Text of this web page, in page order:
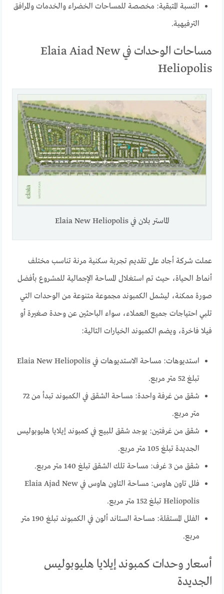
النسبة المتبقية: مخصصة للمساحات الخضراء والخدمات والمرافق
الترفيهية.
مساحات الوحدات في Elaia Aiad New
Heliopolis
الماستر بلان في Elaia New Heliopolis
عملت شركة أجاد على تقديم تجربة سكنية مرنة تناسب مختلف
أنماط الحياة، حيث تم استغلال المساحة الإجمالية للمشروع بأفضل
صورة ممكنة، ليشمل الكمبوند مجموعة متنوعة من الوحدات التي
تلبي احتياجات جميع العملاء، سواء الباحثين عن وحدة صغيرة أو
فيلا فاخرة، ويضم الكمبوند الخيارات التالية:
استديوهات: مساحة الاستديوهات في Elaia New Heliopolis
تبلغ 52 متر مربع.
شقق من غرفة واحدة: مساحة الشقق في الكمبوند تبدأ من 72
متر مربع.
شقق من غرفتين: يوجد شقق للبيع في كمبوند إيلايا هليوبوليس
الجديدة تبلغ 105 متر مربع.
شقق من 3 غرف: مساحة تلك الشقق تبلغ 140 متر مربع.
فلل تاون هاوس: مساحة التاون هاوس في Elaia Ajad New
Heliopolis تبلغ 152 متر مربع.
الفلل المستقلة: مساحة الستاند ألون في الكمبوند تبلغ 190 متر
مربع.
أسعار وحدات كمبوند إيلايا هليوبوليس
الجديدة